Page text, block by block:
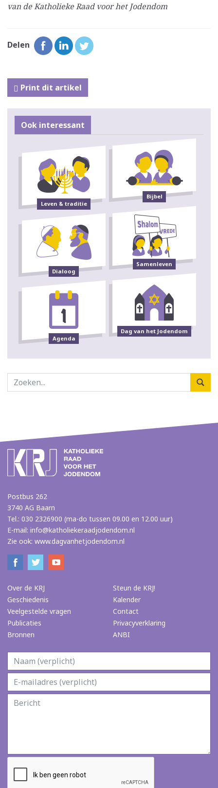
van de Katholieke Raad voor het Jodendom
Delen
Print dit artikel
Ook interessant
Leven & traditie
Bijbel
Dialoog
Samenleven
Agenda
Dag van het Jodendom
Postbus 262
3740 AG Baarn
Tel.: 030 2326900 (ma-do tussen 09.00 en 12.00 uur)
E-mail: info@katholiekeraadjodendom.nl
Zie ook: www.dagvanhetjodendom.nl
Over de KRJ
Geschiedenis
Veelgestelde vragen
Publicaties
Bronnen
Steun de KRJ!
Kalender
Contact
Privacyverklaring
ANBI